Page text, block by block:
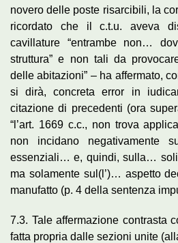
novero delle poste risarcibili, la
ricordato che il c.t.u. aveva
cavillature “entrambe non…
struttura” e non tali da
delle abitazioni” – ha affermato,
si dirà, concreta error in
citazione di precedenti (ora
“l’art. 1669 c.c., non trova
non incidano negativamente
essenziali… e, quindi, sulla…
ma solamente sul(l’)… aspetto
manufatto (p. 4 della sentenza
7.3. Tale affermazione contrasta
fatta propria dalle sezioni unite